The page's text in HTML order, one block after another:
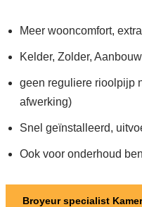
Meer wooncomfort,
Kelder, Zolder,
geen reguliere rioolpijp
afwerking)
Snel geïnstalleerd,
Ook voor onderhoud
Broyeur specialist